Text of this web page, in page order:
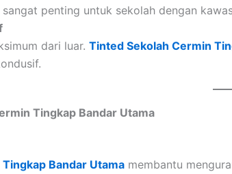
sangat penting untuk sekolah dengan
dari luar. Tinted Sekolah Cermin
Tingkap Bandar Utama
Bandar Utama membantu